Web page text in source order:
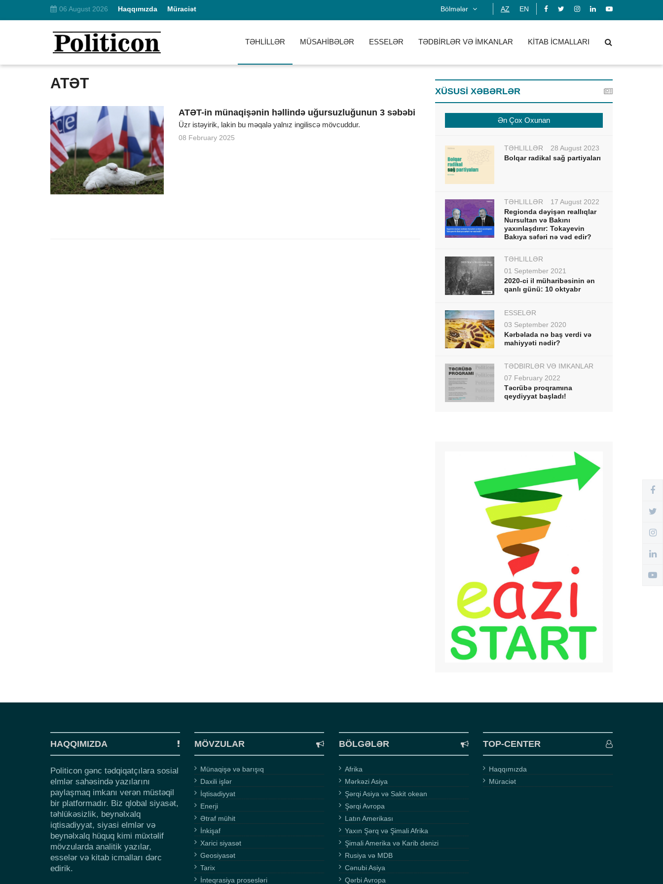
06 August 2026 Haqqımızda Müraciət Bölmələr AZ EN
TƏHLİLLƏR MÜSAHİBƏLƏR ESSELƏR TƏDBİRLƏR VƏ İMKANLAR KİTAB İCMALLARI
ATƏT
ATƏT-in münaqişənin həllində uğursuzluğunun 3 səbəbi
Üzr istəyirik, lakin bu məqalə yalnız ingiliscə mövcuddur.
08 February 2025
XÜSUSİ XƏBƏRLƏR
Ən Çox Oxunan
TƏHLİLLƏR
28 August 2023
Bolqar radikal sağ partiyaları
TƏHLİLLƏR
17 August 2022
Regionda dəyişən reallıqlar
Nursultan və Bakını
yaxınlaşdırır: Tokayevin
Bakıya səfəri nə vəd edir?
TƏHLİLLƏR
01 September 2021
2020-ci il müharibəsinin ən
qanlı günü: 10 oktyabr
ESSELƏR
03 September 2020
Kərbəlada nə baş verdi və
mahiyyəti nədir?
TƏDBİRLƏR VƏ İMKANLAR
07 February 2022
Təcrübə proqramına
qeydiyyat başladı!
HAQQIMIZDA
Politicon gənc tədqiqatçılara sosial
elmlər sahəsində yazılarını
paylaşmaq imkanı verən müstəqil
bir platformadır. Biz qlobal siyasət,
təhlükəsizlik, beynəlxalq
iqtisadiyyat, siyasi elmlər və
beynəlxalq hüquq kimi müxtəlif
mövzularda analitik yazılar,
esselər və kitab icmalları dərc
edirik.
MÖVZULAR
Münaqişə və barışıq
Daxili işlər
İqtisadiyyat
Enerji
Ətraf mühit
İnkişaf
Xarici siyasət
Geosiyasət
Tarix
İnteqrasiya prosesləri
BÖLGƏLƏR
Afrika
Mərkəzi Asiya
Şərqi Asiya və Sakit okean
Şərqi Avropa
Latın Amerikası
Yaxın Şərq və Şimali Afrika
Şimali Amerika və Karib dənizi
Rusiya və MDB
Cənubi Asiya
Qərbi Avropa
TOP-CENTER
Haqqımızda
Müraciət